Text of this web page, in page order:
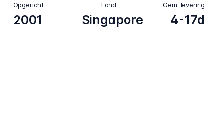
Opgericht
2001
Land
Singapore
Gem. levering
4-17d